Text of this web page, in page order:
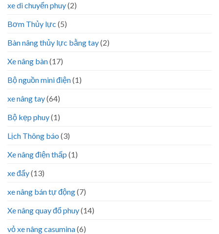
xe di chuyển phuy(2)
Bơm Thủy lực (5)
Bàn nâng thủy lực bằng tay(2)
Xe nâng bàn(17)
Bộ nguồn mini điện(1)
xe nâng tay(64)
Bộ kẹp phuy(1)
Lịch Thông báo (3)
Xe nâng điện thấp (1)
xe đẩy(13)
xe nâng bán tự động(7)
Xe nâng quay đổ phuy(14)
vỏ xe nâng casumina(6)